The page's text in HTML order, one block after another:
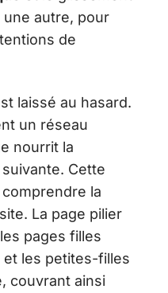
une autre, pour
de
laissé au hasard.
un réseau
nourrit la
Cette
la
La page pilier
pages filles
les petites-filles
couvrant ainsi